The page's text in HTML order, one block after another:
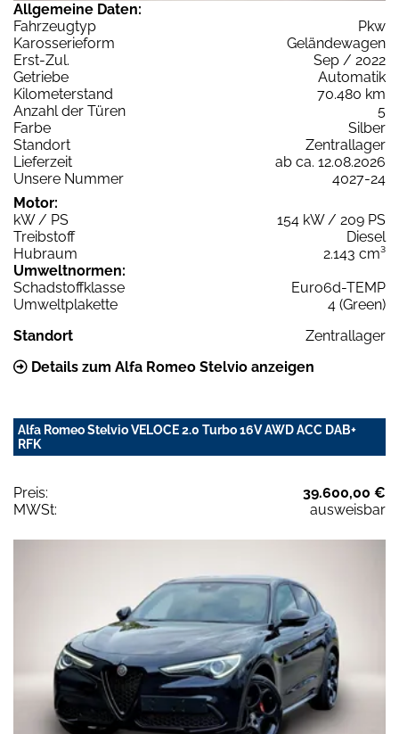
Allgemeine Daten:
Fahrzeugtyp
Pkw
Karosserieform
Geländewagen
Erst-Zul.
Sep / 2022
Getriebe
Automatik
Kilometerstand
70.480 km
Anzahl der Türen
5
Farbe
Silber
Standort
Zentrallager
Lieferzeit
ab ca. 12.08.2026
Unsere Nummer
4027-24
Motor:
kW / PS
154 kW / 209 PS
Treibstoff
Diesel
Hubraum
2.143 cm³
Umweltnormen:
Schadstoffklasse
Euro6d-TEMP
Umweltplakette
4 (Green)
Standort
Zentrallager
Details zum Alfa Romeo Stelvio anzeigen
Alfa Romeo Stelvio VELOCE 2.0 Turbo 16V AWD ACC DAB+
RFK
Preis:
39.600,00 €
MWSt:
ausweisbar